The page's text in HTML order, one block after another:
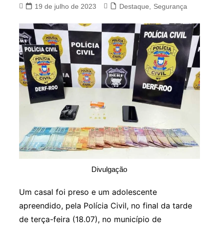
19 de julho de 2023 Destaque Segurança
Divulgação
Um casal foi preso e um adolescente
apreendido, pela Polícia Civil, no final da tarde
de terça-feira (18.07), no município de